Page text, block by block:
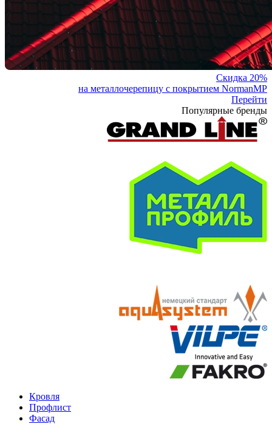
Скидка 20%
на металлочерепицу с покрытием NormanMP
Перейти
Популярные бренды
Кровля
Профлист
Фасад